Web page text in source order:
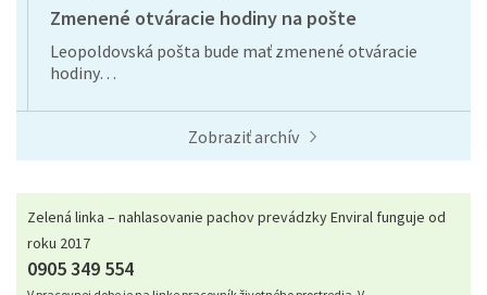
Zmenené otváracie hodiny na pošte
Leopoldovská pošta bude mať zmenené otváracie
hodiny…
Zobraziť archív
Zelená linka – nahlasovanie pachov prevádzky Enviral funguje od
roku 2017
0905 349 554